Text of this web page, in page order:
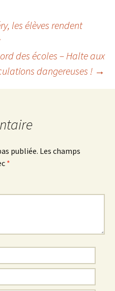
les élèves rendent
des écoles – Halte aux
dangereuses ! →
publiée. Les champs
*